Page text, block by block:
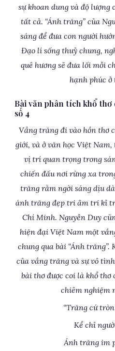
sự khoan dung và độ lượng
tất cả. “Ánh trăng” của
sáng để đưa con người
Đạo lí sống thuỷ chung,
quê hương sẽ đưa lối mỗi
hạnh phúc ở
Bài văn phân tích khổ thơ
số 4
Vầng trăng đi vào hồn thơ
giới, và ở văn học Việt
vị trí quan trọng trong
chiến đấu nơi rừng xa
trăng rằm ngời sáng dịu
ánh trăng đẹp tri âm tri kỉ
Chí Minh. Nguyễn Duy
hiện đại Việt Nam một
chung qua bài “Ánh
của vầng trăng và sự vô
bài thơ được coi là khổ thơ
chiêm nghiệm
“Trăng cứ
Kể chỉ
Ánh trăng im